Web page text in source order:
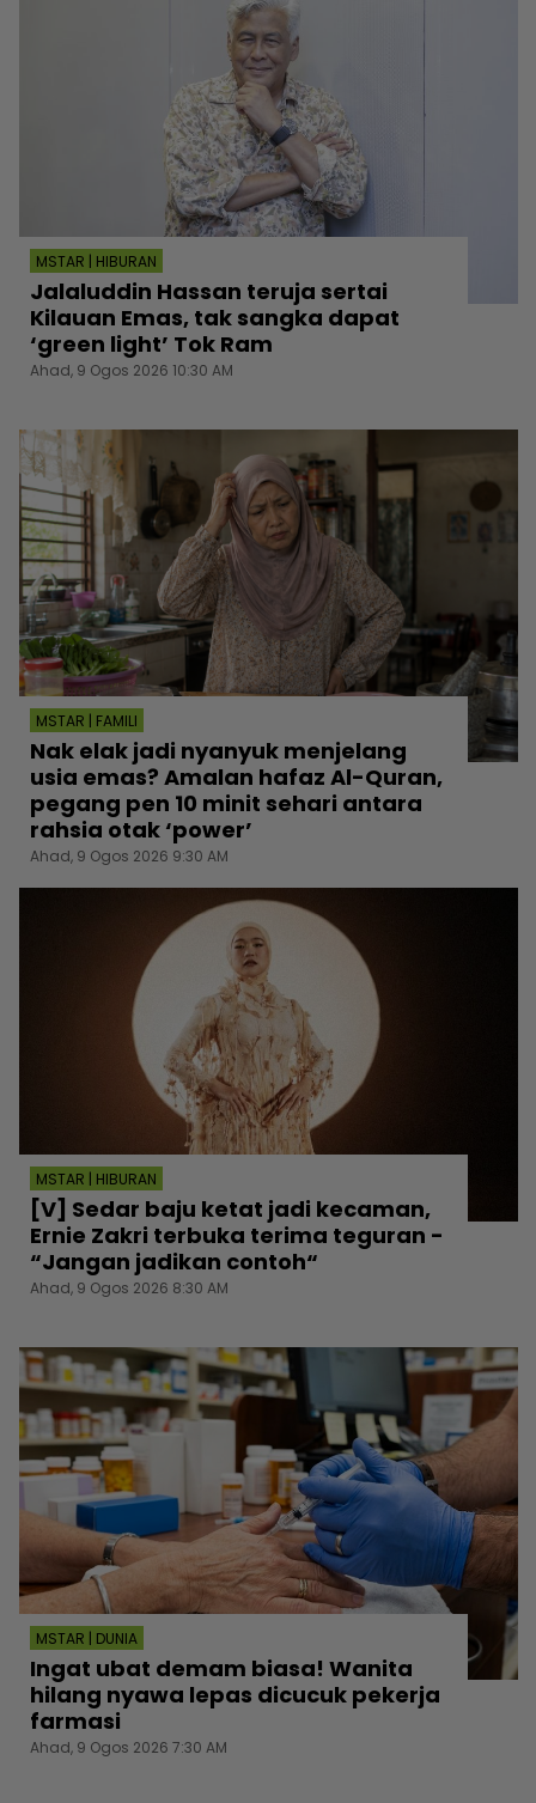
MSTAR | HIBURAN
Jalaluddin Hassan teruja sertai
Kilauan Emas, tak sangka dapat
‘green light’ Tok Ram
Ahad, 9 Ogos 2026 10:30 AM
MSTAR | FAMILI
Nak elak jadi nyanyuk menjelang
usia emas? Amalan hafaz Al-Quran,
pegang pen 10 minit sehari antara
rahsia otak ‘power’
Ahad, 9 Ogos 2026 9:30 AM
MSTAR | HIBURAN
[V] Sedar baju ketat jadi kecaman,
Ernie Zakri terbuka terima teguran -
“Jangan jadikan contoh“
Ahad, 9 Ogos 2026 8:30 AM
MSTAR | DUNIA
Ingat ubat demam biasa! Wanita
hilang nyawa lepas dicucuk pekerja
farmasi
Ahad, 9 Ogos 2026 7:30 AM